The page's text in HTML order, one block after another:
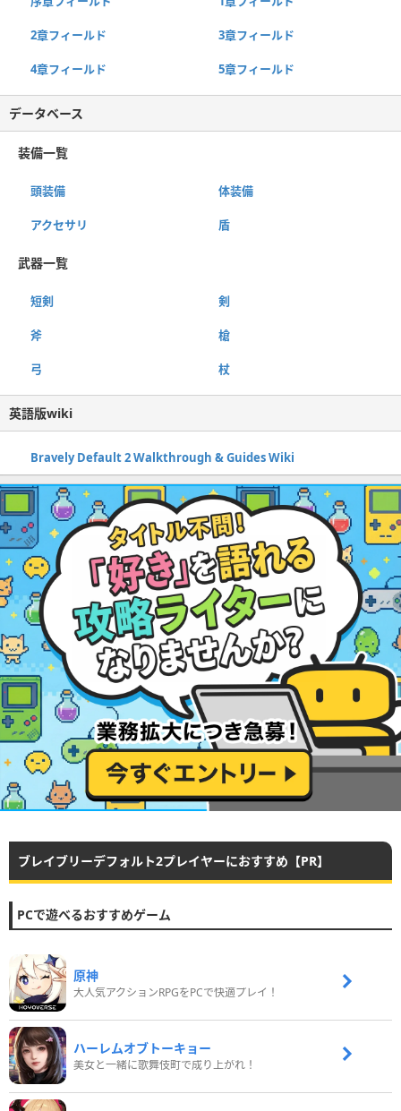
2章フィールド 3章フィールド
4章フィールド 5章フィールド
データベース
装備一覧
頭装備 体装備
アクセサリ 盾
武器一覧
短剣 剣
斧 槍
弓 杖
英語版wiki
Bravely Default 2 Walkthrough & Guides Wiki
ブレイブリーデフォルト2プレイヤーにおすすめ【PR】
PCで遊べるおすすめゲーム
原神
大人気アクションRPGをPCで快適プレイ！
ハーレムオブトーキョー
美女と一緒に歌舞伎町で成り上がれ！